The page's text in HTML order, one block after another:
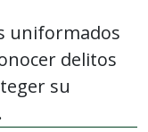
uniformados
delitos
su